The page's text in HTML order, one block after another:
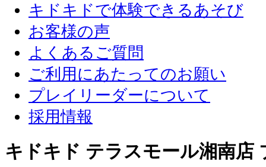
キドキドで体験できるあそび
お客様の声
よくあるご質問
ご利用にあたってのお願い
プレイリーダーについて
採用情報
キドキド テラスモール湘南店